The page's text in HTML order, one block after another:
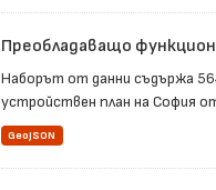
Преобладаващо
Наборът от данни съдържа
устройствен план на София
GeoJSON